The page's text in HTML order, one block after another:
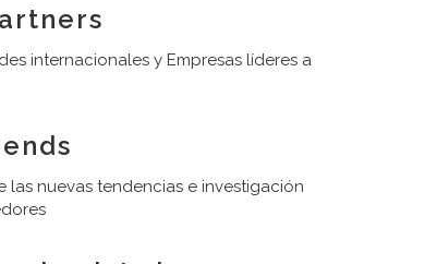
internacionales y Empresas líderes a
las nuevas tendencias e investigación